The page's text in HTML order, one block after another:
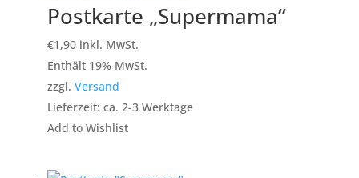
Postkarte „Supermama“
€1,90 inkl. MwSt.
Enthält 19% MwSt.
zzgl. Versand
Lieferzeit: ca. 2-3 Werktage
Add to Wishlist